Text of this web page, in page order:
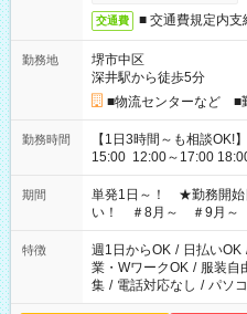
交通費 ■ 交通費規定内
勤務地
堺市中区
深井駅から徒歩5分
■物流センターなど ■
勤務時間
【1日3時間～も相談OK!】 ＜シフト例＞ 9:00～12:00 10:00～
15:00 12:00～17:00 18:00～21:00 など
お気軽にご相談ください
期間
単発1日～！ ★勤務開始
い！ ＃8月～ ＃9月～
特徴 週1日からOK / 日払いOK
業・WワークOK / 服装自
集 / 電話対応なし / パソ